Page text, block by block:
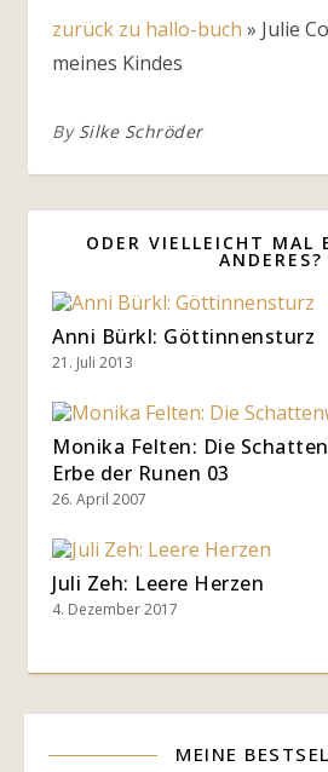
zurück zu hallo-buch » Julie
meines Kindes
By Silke Schröder
ODER VIELLEICHT MAL
ANDERES?
Anni Bürkl: Göttinnensturz
21. Juli 2013
Monika Felten: Die
Erbe der Runen 03
26. April 2007
Juli Zeh: Leere Herzen
4. Dezember 2017
MEINE